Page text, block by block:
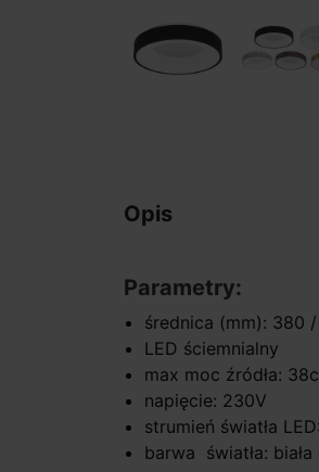
Opis
Parametry:
średnica (mm): 380
LED ściemnialny
max moc źródła:
napięcie: 230V
strumień światła
barwa światła: biała